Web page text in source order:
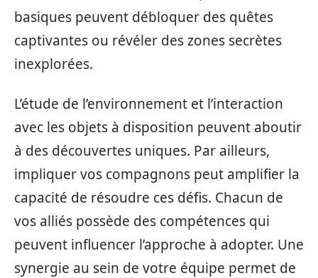
basiques peuvent débloquer des quêtes
captivantes ou révéler des zones secrètes
inexplorées.
L’étude de l’environnement et l’interaction
avec les objets à disposition peuvent aboutir
à des découvertes uniques. Par ailleurs,
impliquer vos compagnons peut amplifier la
capacité de résoudre ces défis. Chacun de
vos alliés possède des compétences qui
peuvent influencer l’approche à adopter. Une
synergie au sein de votre équipe permet de